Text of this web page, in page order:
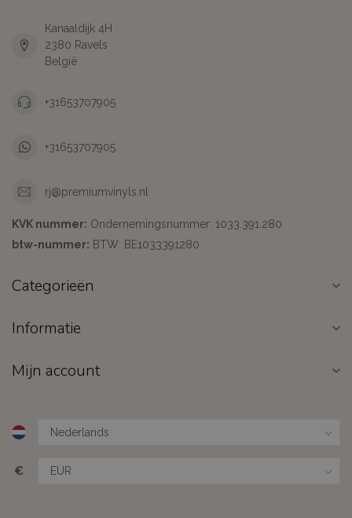
Kanaaldijk 4H
2380 Ravels
België
+31653707905
+31653707905
rj@premiumvinyls.nl
KVK nummer: Ondernemingsnummer: 1033.391.280
btw-nummer: BTW: BE1033391280
Categorieën
Informatie
Mijn account
€